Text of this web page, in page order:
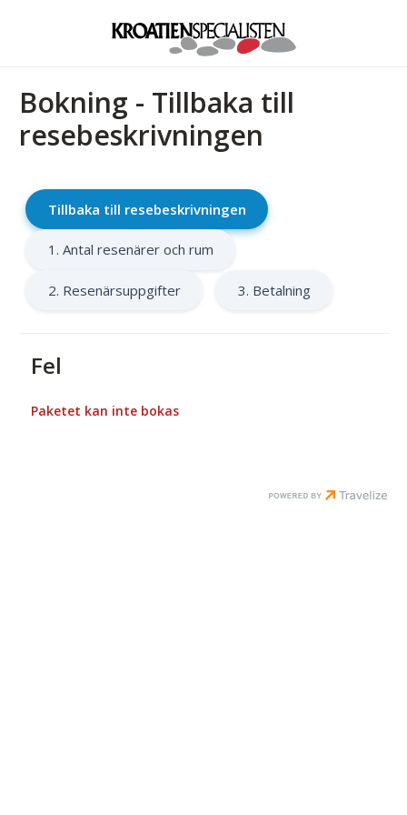
Bokning - Tillbaka till
resebeskrivningen
Tillbaka till resebeskrivningen
1. Antal resenärer och rum
2. Resenärsuppgifter 3. Betalning
Fel
Paketet kan inte bokas